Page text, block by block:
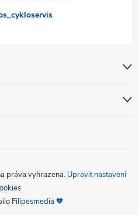
práva vyhrazena. Upravit nastavení
Filipesmedia 🧡